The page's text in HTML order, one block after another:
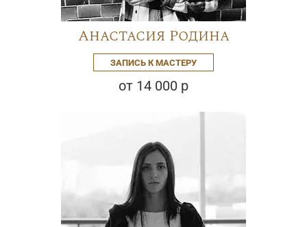
Анастасия Родина
ЗАПИСЬ К МАСТЕРУ
от 14 000 р